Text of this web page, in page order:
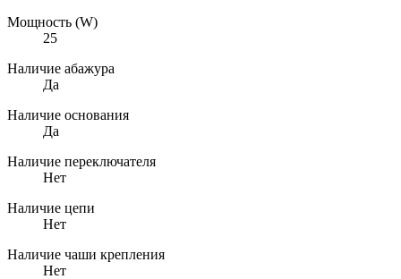
Мощность (W)
25
Наличие абажура
Да
Наличие основания
Да
Наличие переключателя
Нет
Наличие цепи
Нет
Наличие чаши крепления
Нет